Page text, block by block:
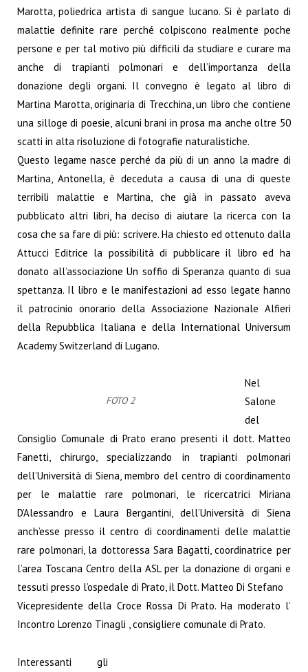
Marotta, poliedrica artista di sangue lucano. Si è parlato di
malattie definite rare perché colpiscono realmente poche
persone e per tal motivo più difficili da studiare e curare ma
anche di trapianti polmonari e dell’importanza della
donazione degli organi. Il convegno è legato al libro di
Martina Marotta, originaria di Trecchina, un libro che contiene
una silloge di poesie, alcuni brani in prosa ma anche oltre 50
scatti in alta risoluzione di fotografie naturalistiche.
Questo legame nasce perché da più di un anno la madre di
Martina, Antonella, è deceduta acausa di una di queste
terribili malattie e Martina, che già in passato aveva
pubblicato altri libri, ha deciso di aiutare la ricerca con la
cosa che sa fare di più: scrivere. Ha chiesto ed ottenuto dalla
Attucci Editrice la possibilità di pubblicare il libro ed ha
donato all’associazione Un soffio diSperanza quanto di sua
spettanza. Il libro e le manifestazioni ad esso legate hanno
il patrocinio onorario della Associazione Nazionale Alfieri
della Repubblica Italiana e della International Universum
Academy Switzerland di Lugano.
FOTO 2
Nel
Salone
del
Consiglio Comunale di Prato erano presenti il dott. Matteo
Fanetti,chirurgo, specializzando in trapianti polmonari
dell’Università di Siena, membro del centro di coordinamento
per le malattie rare polmonari, le ricercatrici Miriana
D’Alessandro e Laura Bergantini, dell’Università di Siena
anch’esse presso il centro di coordinamenti delle malattie
rare polmonari, la dottoressa Sara Bagatti, coordinatrice per
l’area Toscana Centro della ASL per la donazione di organi e
tessuti presso l’ospedale di Prato, il Dott. Matteo Di Stefano
Vicepresidente della Croce Rossa Di Prato. Ha moderato l’
Incontro Lorenzo Tinagli , consigliere comunale di Prato.
Interessanti gli